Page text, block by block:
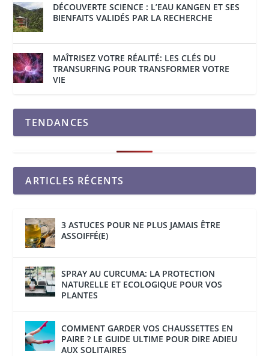
DÉCOUVERTE SCIENCE : L’EAU KANGEN ET SES
BIENFAITS VALIDÉS PAR LA RECHERCHE
MAÎTRISEZ VOTRE RÉALITÉ: LES CLÉS DU
TRANSURFING POUR TRANSFORMER VOTRE
VIE
TENDANCES
ARTICLES RÉCENTS
3 ASTUCES POUR NE PLUS JAMAIS ÊTRE
ASSOIFFÉ(E)
SPRAY AU CURCUMA: LA PROTECTION
NATURELLE ET ECOLOGIQUE POUR VOS
PLANTES
COMMENT GARDER VOS CHAUSSETTES EN
PAIRE ? LE GUIDE ULTIME POUR DIRE ADIEU
AUX SOLITAIRES